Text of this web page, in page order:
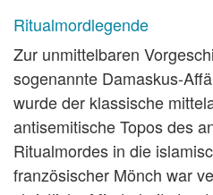
Ritualmordlegende
Zur unmittelbaren
sogenannte Damaskus-
wurde der klassische
antisemitische Topos des
Ritualmordes in die
französischer Mönch war